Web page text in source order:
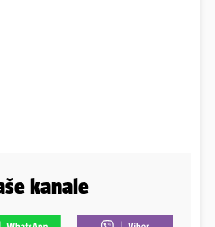
kanale